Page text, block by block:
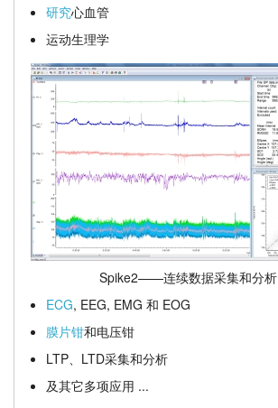
研究心血管
运动生理学
Spike2——连续数据采集和分析
ECG, EEG, EMG 和 EOG
膜片钳和电压钳
LTP、LTD采集和分析
及其它多项应用 ...